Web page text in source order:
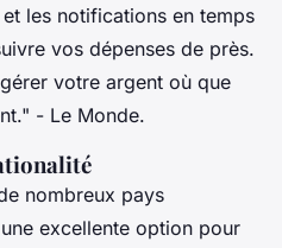
les notifications en temps
vos dépenses de près.
votre argent où que
- Le Monde.
nombreux pays
excellente option pour